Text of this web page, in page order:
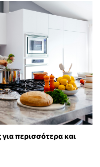
περισσότερα και